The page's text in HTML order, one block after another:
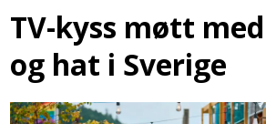
TV-kyss møtt
og hat i Sverige